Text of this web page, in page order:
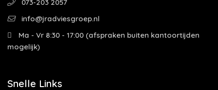
073-203 2057
info@jradviesgroep.nl
Ma - Vr 8:30 - 17:00 (afspraken buiten kantoortijden
mogelijk)
Snelle Links